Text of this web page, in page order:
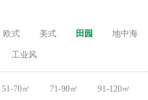
欧式 美式 田园 地中海
工业风
51-70㎡ 71-90㎡ 91-120㎡